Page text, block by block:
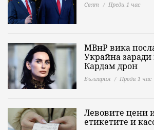
Свят Преди 1 час
МВнР вика
Украйна
Кардам дрон
България Преди 1 час
Левовите цени
етикетите и